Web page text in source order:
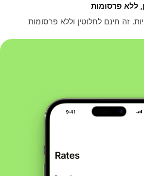
פרסומות
זה חינם לחלוטין וללא פרסומות